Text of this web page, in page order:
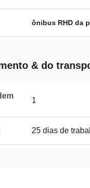
ônibus RHD da
& do
1
25 dias de